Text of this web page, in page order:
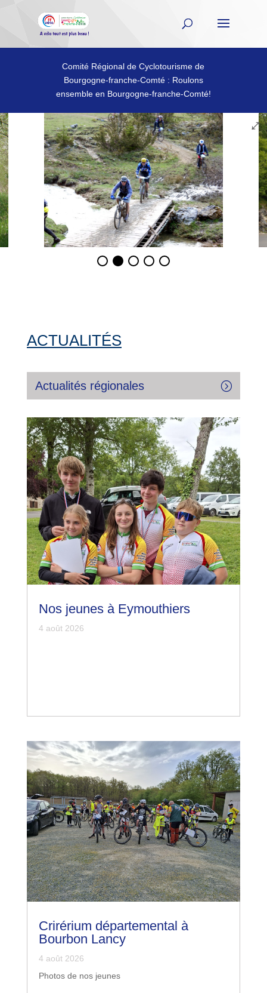
Comité Régional de Cyclotourisme de
Bourgogne-franche-Comté : Roulons
ensemble en Bourgogne-franche-Comté!
ACTUALITÉS
Actualités régionales
Nos jeunes à Eymouthiers
4 août 2026
Crirérium départemental à
Bourbon Lancy
4 août 2026
Photos de nos jeunes